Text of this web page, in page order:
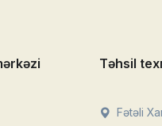
Təhsil
Fətəli